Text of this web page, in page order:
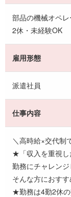
部品の機械オペ
2休・未経験OK
雇用形態
派遣社員
仕事内容
＼高時給×交代制
★「収入を重視し
勤務にチャレンジ
そんな方におす
★勤務は4勤2休